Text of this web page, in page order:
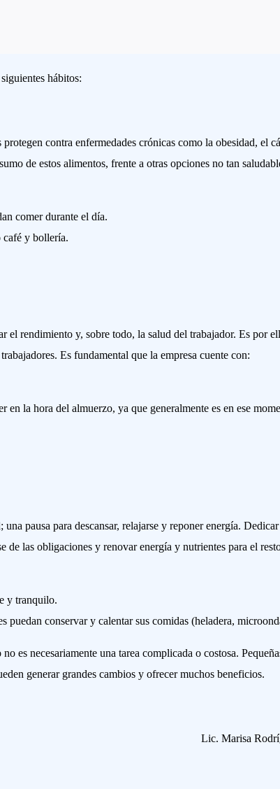
hábitos:
contra enfermedades crónicas como la obesidad, el
de estos alimentos, frente a otras opciones no tan
comer durante el día.
café y bollería.
el rendimiento y, sobre todo, la salud del trabajador. Es por
Es fundamental que la empresa cuente con:
la hora del almuerzo, ya que generalmente es en ese
pausa para descansar, relajarse y reponer energía. Dedicar
de las obligaciones y renovar energía y nutrientes para el
y tranquilo.
puedan conservar y calentar sus comidas (heladera,
es necesariamente una tarea complicada o costosa.
generar grandes cambios y ofrecer muchos beneficios.
Lic. Marisa